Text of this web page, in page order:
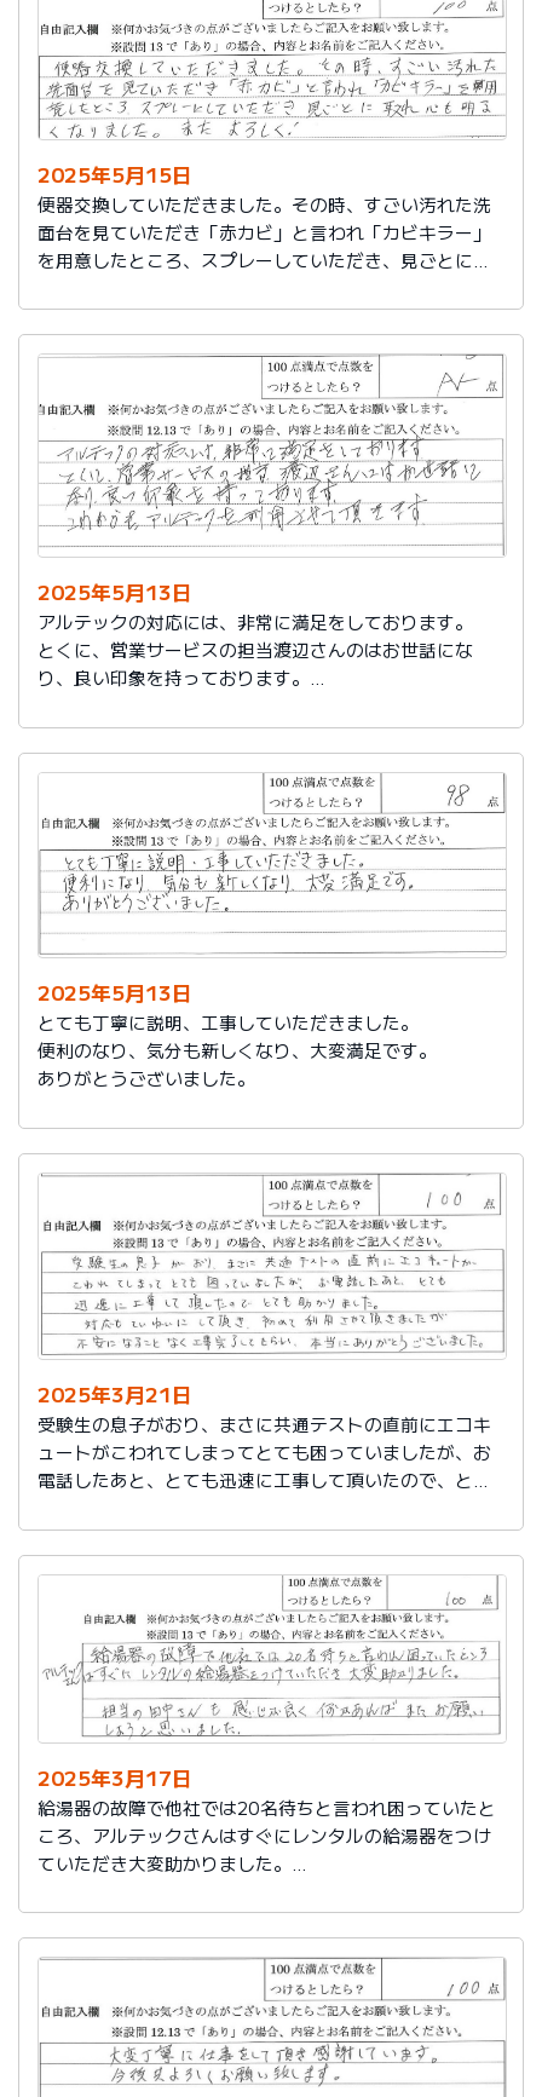
2025年5月15日
便器交換していただきました。その時、すごい汚れた洗
面台を見ていただき「赤カビ」と言われ「カビキラー」
を用意したところ、スプレーしていただき、見ごとに取
2025年5月13日
アルテックの対応には、非常に満足をしております。
とくに、営業サービスの担当渡辺さんのはお世話にな
り、良い印象を持っております。
2025年5月13日
とても丁寧に説明、工事していただきました。
便利のなり、気分も新しくなり、大変満足です。
ありがとうございました。
2025年3月21日
受験生の息子がおり、まさに共通テストの直前にエコキ
ュートがこわれてしまってとても困っていましたが、お
電話したあと、とても迅速に工事して頂いたので、とて
対応もていねいして頂き、初めて利用させて頂きました
が不安になることなく工事完了してもらい、本当にあり
2025年3月17日
給湯器の故障で他社では20名待ちと言われ困っていたと
ころ、アルテックさんはすぐにレンタルの給湯器をつけ
ていただき大変助かりました。
うと思いました。